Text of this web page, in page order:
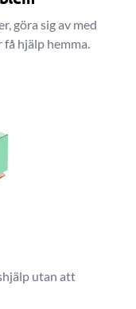
göra sig av med
hjälp hemma.
utan att